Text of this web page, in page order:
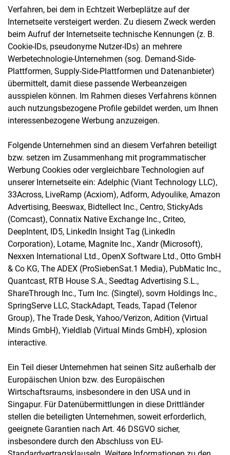
Verfahren, bei dem in Echtzeit Werbeplätze auf der
Internetseite versteigert werden. Zu diesem Zweck werden
beim Aufruf der Internetseite technische Kennungen (z. B.
Cookie-IDs, pseudonyme Nutzer-IDs) an mehrere
Werbetechnologie-Unternehmen (sog. Demand-Side-
Plattformen, Supply-Side-Plattformen und Datenanbieter)
übermittelt, damit diese passende Werbeanzeigen
ausspielen können. Im Rahmen dieses Verfahrens können
auch nutzungsbezogene Profile gebildet werden, um Ihnen
interessenbezogene Werbung anzuzeigen.
Folgende Unternehmen sind an diesem Verfahren beteiligt
bzw. setzen im Zusammenhang mit programmatischer
Werbung Cookies oder vergleichbare Technologien auf
unserer Internetseite ein: Adelphic (Viant Technology LLC),
33Across, LiveRamp (Acxiom), Adform, Adyoulike, Amazon
Advertising, Beeswax, Bidtellect Inc., Centro, StickyAds
(Comcast), Connatix Native Exchange Inc., Criteo,
DeepIntent, ID5, LinkedIn Insight Tag (LinkedIn
Corporation), Lotame, Magnite Inc., Xandr (Microsoft),
Nexxen International Ltd., OpenX Software Ltd., Otto GmbH
& Co KG, The ADEX (ProSiebenSat.1 Media), PubMatic Inc.,
Quantcast, RTB House S.A., Seedtag Advertising S.L.,
ShareThrough Inc., Turn Inc. (Singtel), sovrn Holdings Inc.,
SpringServe LLC, StackAdapt, Teads, Tapad (Telenor
Group), The Trade Desk, Yahoo/Verizon, Adition (Virtual
Minds GmbH), Yieldlab (Virtual Minds GmbH), xplosion
interactive.
Ein Teil dieser Unternehmen hat seinen Sitz außerhalb der
Europäischen Union bzw. des Europäischen
Wirtschaftsraums, insbesondere in den USA und in
Singapur. Für Datenübermittlungen in diese Drittländer
stellen die beteiligten Unternehmen, soweit erforderlich,
geeignete Garantien nach Art. 46 DSGVO sicher,
insbesondere durch den Abschluss von EU-